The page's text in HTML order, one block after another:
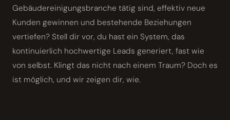
Gebäudereinigungsbranche tätig sind, effektiv neue
Kunden gewinnen und bestehende Beziehungen
vertiefen? Stell dir vor, du hast ein System, das
kontinuierlich hochwertige Leads generiert, fast wie
von selbst. Klingt das nicht nach einem Traum? Doch es
ist möglich, und wir zeigen dir, wie.